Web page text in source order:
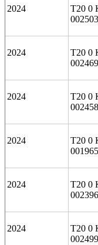
2024
T20 0
2024
T20 0
2024
T20 0
2024
T20 0
2024
T20 0
2024
T20 0